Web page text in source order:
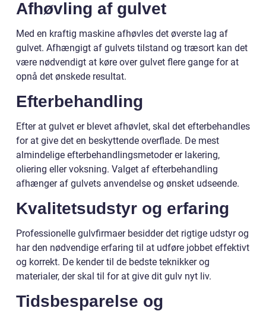
Afhøvling af gulvet
Med en kraftig maskine afhøvles det øverste lag af
gulvet. Afhængigt af gulvets tilstand og træsort kan det
være nødvendigt at køre over gulvet flere gange for at
opnå det ønskede resultat.
Efterbehandling
Efter at gulvet er blevet afhøvlet, skal det efterbehandles
for at give det en beskyttende overflade. De mest
almindelige efterbehandlingsmetoder er lakering,
oliering eller voksning. Valget af efterbehandling
afhænger af gulvets anvendelse og ønsket udseende.
Kvalitetsudstyr og erfaring
Professionelle gulvfirmaer besidder det rigtige udstyr og
har den nødvendige erfaring til at udføre jobbet effektivt
og korrekt. De kender til de bedste teknikker og
materialer, der skal til for at give dit gulv nyt liv.
Tidsbesparelse og